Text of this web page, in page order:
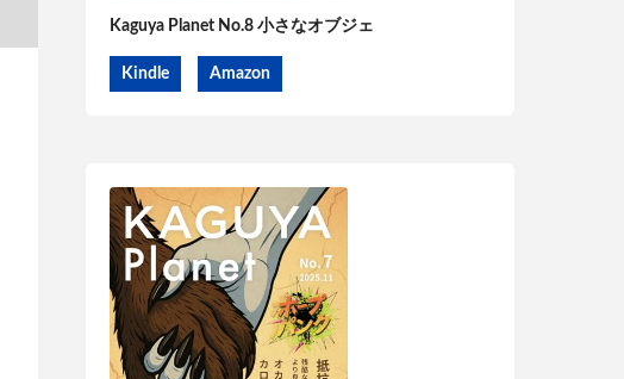
Kaguya Planet No.8 小さなオブジェ
Kindle Amazon